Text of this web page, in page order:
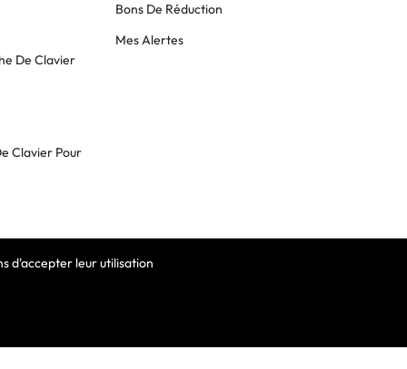
d'accepter leur utilisation
De Clavier
Clavier Pour
Bons De Réduction
Mes Alertes